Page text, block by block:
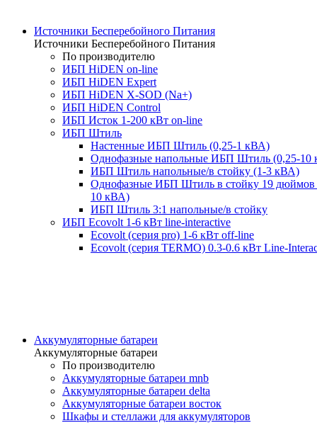
Источники Бесперебойного Питания
Источники Бесперебойного Питания
По производителю
ИБП HiDEN on-line
ИБП HiDEN Expert
ИБП HiDEN X-SOD (Na+)
ИБП HiDEN Control
ИБП Исток 1-200 кВт on-line
ИБП Штиль
Настенные ИБП Штиль (0,25-1 кВА)
Однофазные напольные ИБП Штиль (0,25-10
ИБП Штиль напольные/в стойку (1-3 кВА)
Однофазные ИБП Штиль в стойку 19 дюймов
10 кВА)
ИБП Штиль 3:1 напольные/в стойку
ИБП Ecovolt 1-6 кВт line-interactive
Ecovolt (серия pro) 1-6 кВт off-line
Ecovolt (серия TERMO) 0.3-0.6 кВт Line-
Аккумуляторные батареи
Аккумуляторные батареи
По производителю
Аккумуляторные батареи mnb
Аккумуляторные батареи delta
Аккумуляторные батареи восток
Шкафы и стеллажи для аккумуляторов